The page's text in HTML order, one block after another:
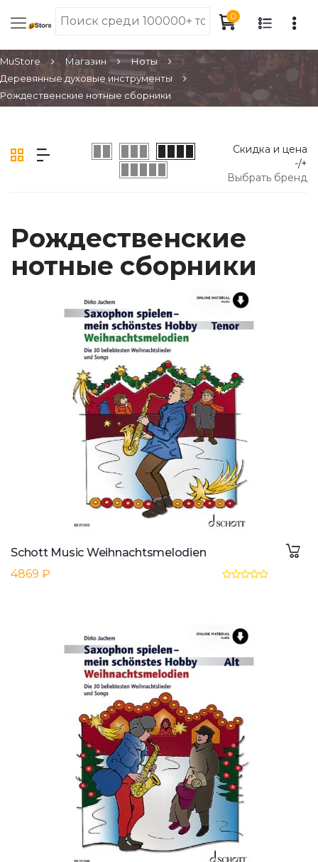
0
MuStore Магазин
Ноты
Деревянные духовые инструменты
Рождественские нотные сборники
Скидка и цена
-/+
Выбрать бренд
Рождественские
нотные сборники
Schott Music Weihnachtsmelodien
4869 ₽